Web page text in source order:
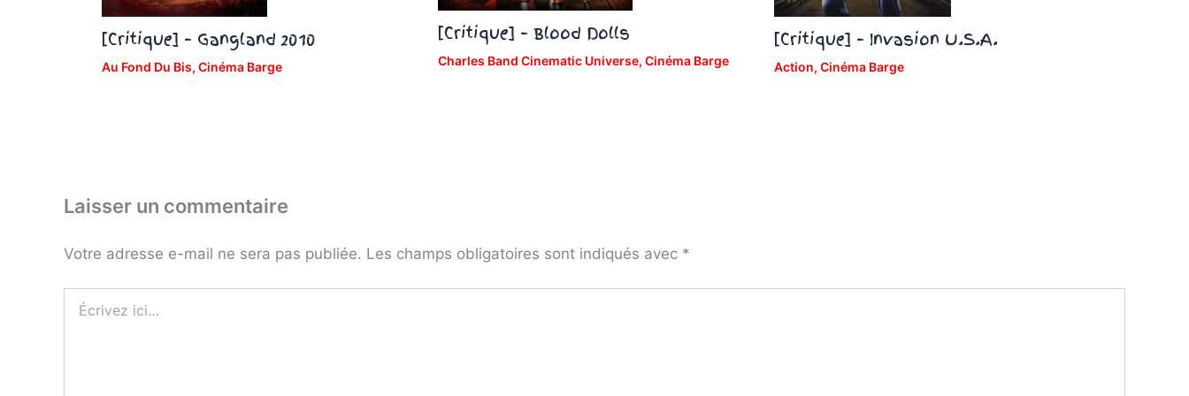
[Critique] – Gangland 2010
Au Fond Du Bis, Cinéma Barge
[Critique] – Blood Dolls
Charles Band Cinematic Universe, Cinéma Barge
[Critique] – Invasion U.S.A.
Action, Cinéma Barge
Laisser un commentaire
Votre adresse e-mail ne sera pas publiée. Les champs obligatoires sont indiqués avec *
ici…